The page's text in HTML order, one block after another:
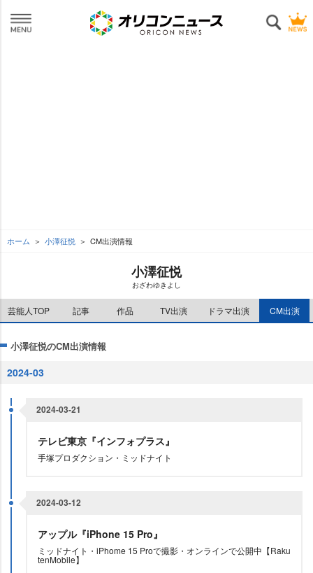
ホーム 小澤征悦 CM出演情報
小澤征悦
おざわゆきよし
芸能人TOP 記事 作品 TV出演 ドラマ出演 CM出演
小澤征悦のCM出演情報
2024-03
2024-03-21
テレビ東京『インフォプラス』
手塚プロダクション・ミッドナイト
2024-03-12
アップル『iPhone 15 Pro』
ミッドナイト・iPhome 15 Proで撮影・オンラインで公開中【Raku
tenMobile】